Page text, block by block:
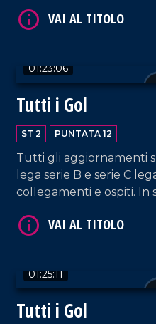
01:23:06
Tutti i Gol
ST 2 PUNTATA 12
Tutti gli aggiornamenti
lega serie B e serie C
collegamenti e ospiti. In
01:25:11
Tutti i Gol
VAI AL TITOLO
VAI AL TITOLO